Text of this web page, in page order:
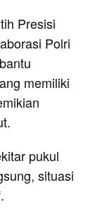
Presisi
Polri
memiliki
pukul
situasi